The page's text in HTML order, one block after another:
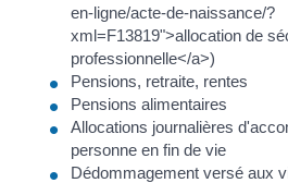
en-ligne/acte-de-naissance/?
xml=F13819">allocation de
professionnelle</a>)
Pensions, retraite, rentes
Pensions alimentaires
Allocations journalières
personne en fin de vie
Dédommagement versé aux